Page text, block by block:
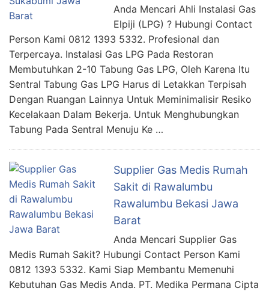
Anda Mencari Ahli Instalasi Gas
Elpiji (LPG) ? Hubungi Contact
Person Kami 0812 1393 5332. Profesional dan
Terpercaya. Instalasi Gas LPG Pada Restoran
Membutuhkan 2-10 Tabung Gas LPG, Oleh Karena Itu
Sentral Tabung Gas LPG Harus di Letakkan Terpisah
Dengan Ruangan Lainnya Untuk Meminimalisir Resiko
Kecelakaan Dalam Bekerja. Untuk Menghubungkan
Tabung Pada Sentral Menuju Ke …
Supplier Gas Medis Rumah
Sakit di Rawalumbu
Rawalumbu Bekasi Jawa
Barat
Anda Mencari Supplier Gas
Medis Rumah Sakit? Hubungi Contact Person Kami
0812 1393 5332. Kami Siap Membantu Memenuhi
Kebutuhan Gas Medis Anda. PT. Medika Permana Cipta